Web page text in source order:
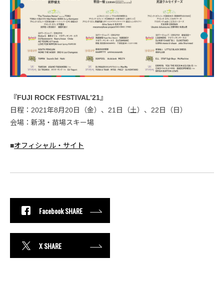
『FUJI ROCK FESTIVAL’21』
日程：2021年8月20日（金）、21日（土）、22日（日）
会場：新潟・苗場スキー場
■オフィシャル・サイト
Facebook SHARE
X SHARE